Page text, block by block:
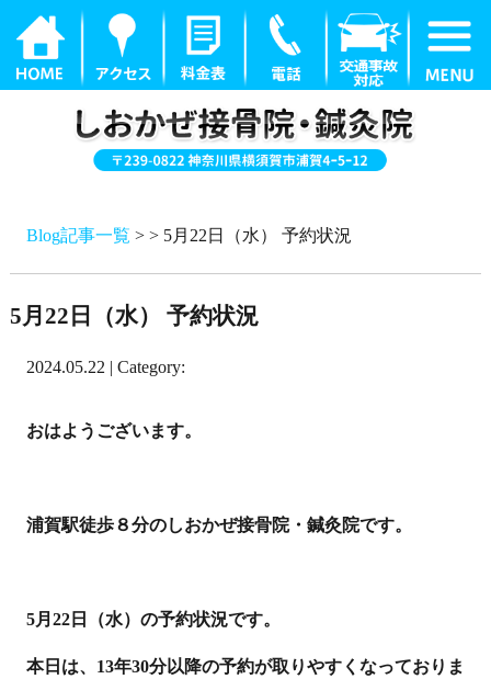
Blog記事一覧 > > 5月22日（水） 予約状況
5月22日（水） 予約状況
2024.05.22 | Category:
おはようございます。
浦賀駅徒歩８分のしおかぜ接骨院・鍼灸院です。
5月22日（水）の予約状況です。
本日は、13年30分以降の予約が取りやすくなっておりま